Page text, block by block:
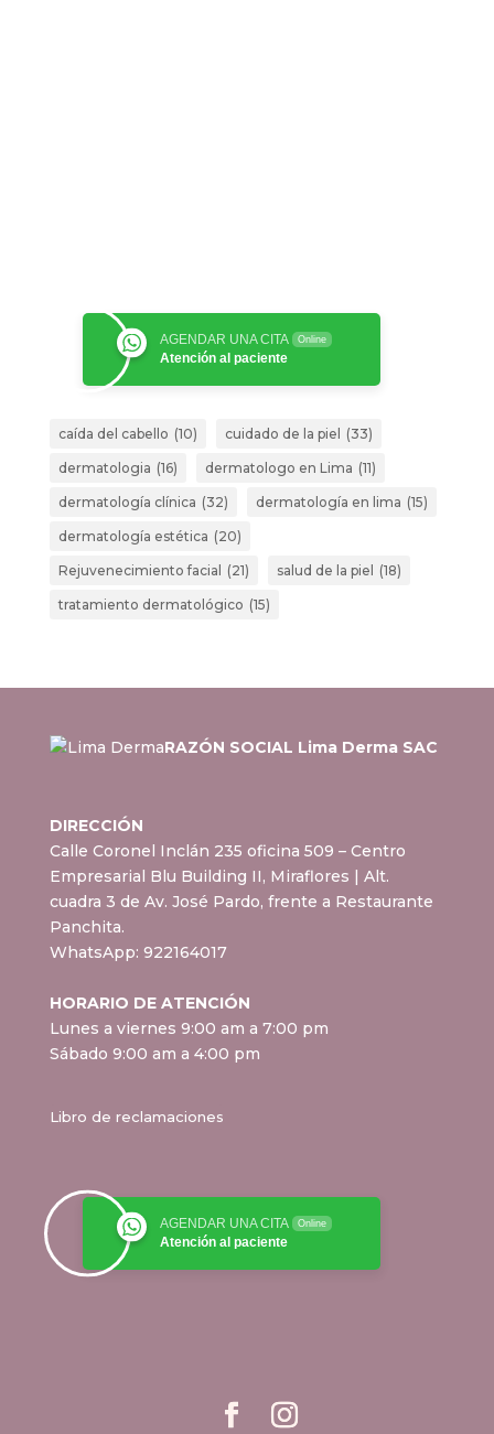
AGENDAR UNA CITA Online
Atención al paciente
caída del cabello (10) cuidado de la piel (33)
dermatologia (16) dermatologo en Lima (11)
dermatología clínica (32) dermatología en lima (15)
dermatología estética (20)
Rejuvenecimiento facial (21) salud de la piel (18)
tratamiento dermatológico (15)
RAZÓN SOCIAL Lima Derma SAC
DIRECCIÓN
Calle Coronel Inclán 235 oficina 509 – Centro
Empresarial Blu Building II, Miraflores | Alt.
cuadra 3 de Av. José Pardo, frente a Restaurante
Panchita.
WhatsApp: 922164017
HORARIO DE ATENCIÓN
Lunes a viernes 9:00 am a 7:00 pm
Sábado 9:00 am a 4:00 pm
Libro de reclamaciones
AGENDAR UNA CITA Online
Atención al paciente